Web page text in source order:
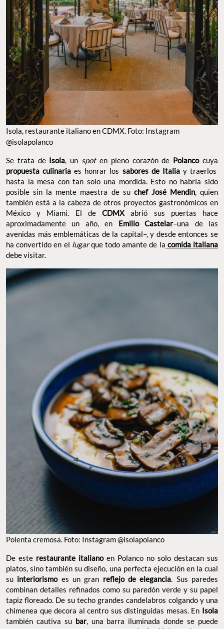
Isola, restaurante italiano en CDMX. Foto: Instagram
@isolapolanco
Se trata deIsola, un spoten pleno corazón de Polancocuya
propuesta culinaria es honrar los sabores de Italia y traerlos
hasta la mesa con tan solo una mordida. Esto no habría sido
posible sin la mente maestra de suchef José Mendin, quien
también está a la cabeza de otros proyectos gastronómicos en
México y Miami. El deCDMX abrió sus puertas hace
aproximadamente un año, en Emilio Castelar–una de las
avenidas más emblemáticas de la capital–, y desde entonces se
ha convertido en el lugarque todo amante de la comida italiana
debe visitar.
Polenta cremosa. Foto: Instagram @isolapolanco
De este restaurante italiano en Polanco no solo destacan sus
platos, sino también su diseño, una perfecta ejecución en la cual
su interiorismoes un gran reflejo de elegancia. Sus paredes
combinan detalles refinados como su paredón verde y su papel
tapiz floreado. De su techo grandes candelabros colgando y una
chimenea que decora al centro sus distinguidas mesas. En Isola
también cautiva su bar, una barra iluminada donde se puede